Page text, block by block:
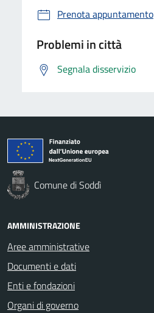
Prenota appuntamento
Problemi in città
Segnala disservizio
Comune di Soddì
AMMINISTRAZIONE
Aree amministrative
Documenti e dati
Enti e fondazioni
Organi di governo